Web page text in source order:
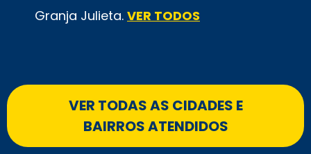
Granja Julieta. VER TODOS
VER TODAS AS CIDADES E
BAIRROS ATENDIDOS